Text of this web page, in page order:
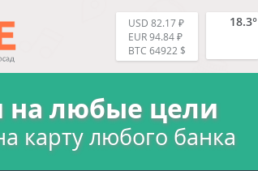
USD 82.17 ₽
EUR 94.84 ₽
BTC 64922 $
18.3°
на любые цели
карту любого банка